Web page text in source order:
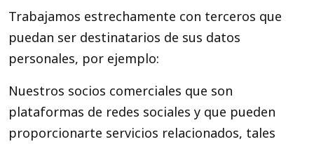
Trabajamos estrechamente con terceros que
puedan ser destinatarios de sus datos
personales, por ejemplo:
Nuestros socios comerciales que son
plataformas de redes sociales y que pueden
proporcionarte servicios relacionados, tales